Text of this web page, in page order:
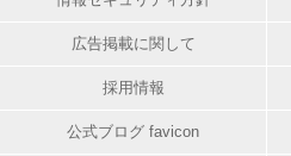
広告掲載に関して
採用情報
公式ブログ favicon